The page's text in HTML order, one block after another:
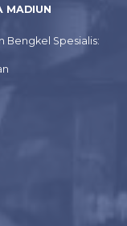
MADIUN
Bengkel Spesialis: